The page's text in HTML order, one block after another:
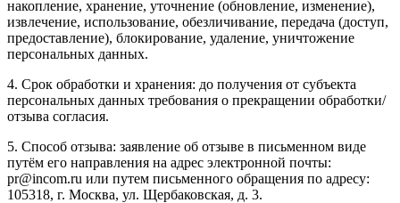
накопление, хранение, уточнение (обновление, изменение),
извлечение, использование, обезличивание, передача (доступ,
предоставление), блокирование, удаление, уничтожение
персональных данных.
4. Срок обработки и хранения: до получения от субъекта
персональных данных требования о прекращении обработки/
отзыва согласия.
5. Способ отзыва: заявление об отзыве в письменном виде
путём его направления на адрес электронной почты:
pr@incom.ru или путем письменного обращения по адресу:
105318, г. Москва, ул. Щербаковская, д. 3.